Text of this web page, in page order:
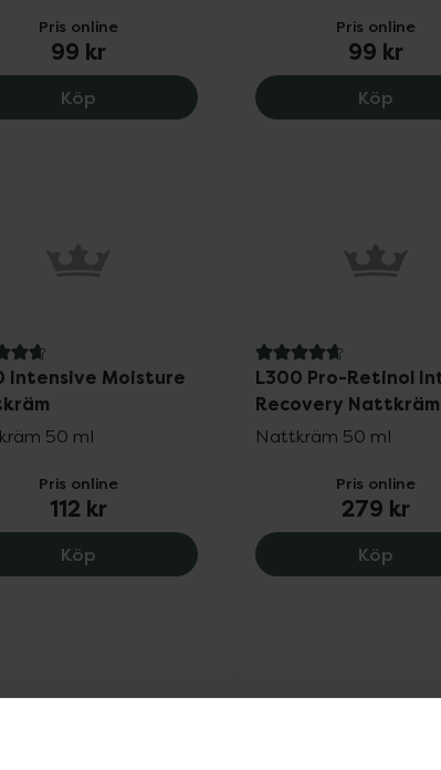
Pris online
99 kr
KöpL300 Fresh Hydration Ansiktskräm, 99
Pris online
99 kr
Köp
5 i omdöme
Intensive Moisture
50 ml
Pris online
112 kr
KöpL300 Intensive Moisture Nattkräm, 112
4.8 av 5 i omdöme
L300 Pro-Retinol
Recovery Nattkräm
Nattkräm 50 ml
Pris online
279 kr
KöpL300